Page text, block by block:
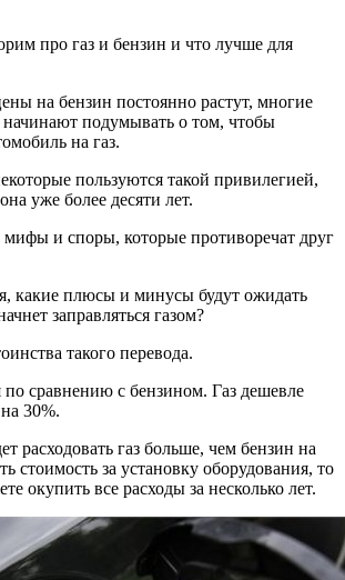
про газ и бензин и что лучше для
на бензин постоянно растут, многие
подумывать о том, чтобы
на газ.
пользуются такой привилегией,
уже более десяти лет.
мифы и споры, которые противоречат друг
какие плюсы и минусы будут ожидать
заправляться газом?
такого перевода.
по сравнению с бензином. Газ дешевле
30%.
расходовать газ больше, чем бензин на
стоимость за установку оборудования, то
окупить все расходы за несколько лет.